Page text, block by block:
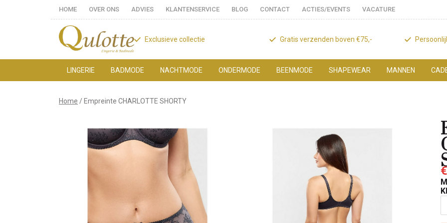
HOME OVER ONS ADVIES KLANTENSERVICE BLOG CONTACT ACTIES/EVENTS VACATURE
Exclusieve collectie Gratis verzenden boven €75,-
LINGERIE BADMODE NACHTMODE ONDERMODE BEENMODE SHAPEWEAR MANNEN
Empreinte
CHARLOTTE
SHORTY
Home Empreinte CHARLOTTE SHORTY